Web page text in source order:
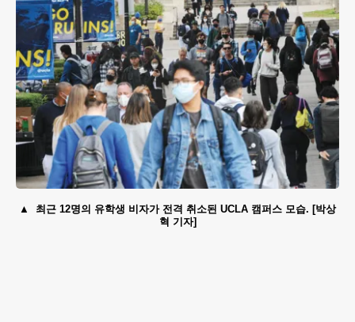
최근 12명의 유학생 비자가 전격 취소된 UCLA 캠퍼스 모습. [박상
혁 기자]